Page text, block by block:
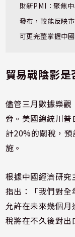
財新PMI：聚焦
發布，較能反映
可更完整掌握中
貿易戰陰影是
儘管三月數據樂
脅。美國總統川
計20%的關稅，
施。
根據中國經濟研
指出：「我們對
允許在未來幾個
稅將在不久後對出